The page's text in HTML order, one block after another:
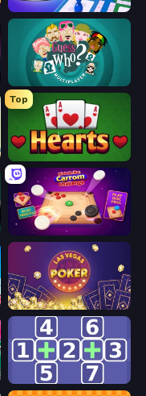
Ludo Club
Guess Who Online
Top
Hearts: Classic
Las Vegas Poker
Math Push